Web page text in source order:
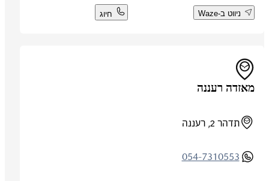
ניווט ב-Waze חיוג
מאזדה רעננה
תדהר 2, רעננה
054-7310553